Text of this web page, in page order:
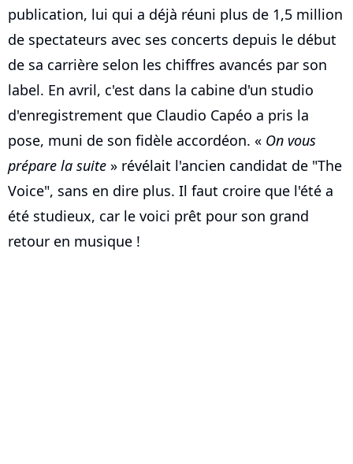
publication, lui qui a déjà réuni plus de 1,5 million
de spectateurs avec ses concerts depuis le début
de sa carrière selon les chiffres avancés par son
label. En avril, c'est dans la cabine d'un studio
d'enregistrement que Claudio Capéo a pris la
pose, muni de son fidèle accordéon. « On vous
prépare la suite » révélait l'ancien candidat de "The
Voice", sans en dire plus. Il faut croire que l'été a
été studieux, car le voici prêt pour son grand
retour en musique !